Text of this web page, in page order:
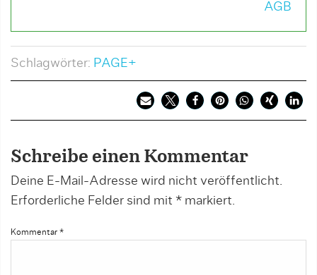
AGB
Schlagwörter: PAGE+
Schreibe einen Kommentar
Deine E-Mail-Adresse wird nicht veröffentlicht.
Erforderliche Felder sind mit * markiert.
Kommentar *